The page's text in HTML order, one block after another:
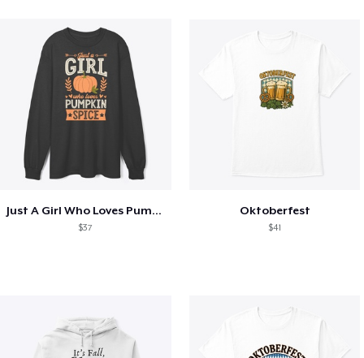
Just A Girl Who Loves Pumpkin Spice
$37
Oktoberfest
$41